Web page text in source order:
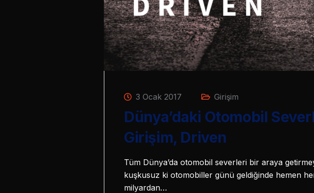
3 Ocak 2017 Girişim
Dünya’daki Otomobil
Girişim, Driven
Tüm Dünya’da otomobil severleri bir araya
kuşkusuz ki otomobiller günü geldiğinde hemen
milyardan…